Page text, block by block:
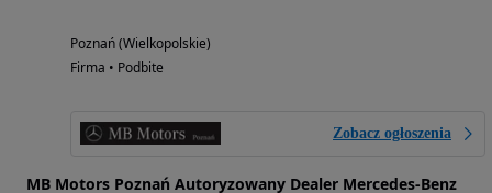
Poznań (Wielkopolskie)
Firma • Podbite
Zobacz ogłoszenia
MB Motors Poznań Autoryzowany Dealer Mercedes-Benz